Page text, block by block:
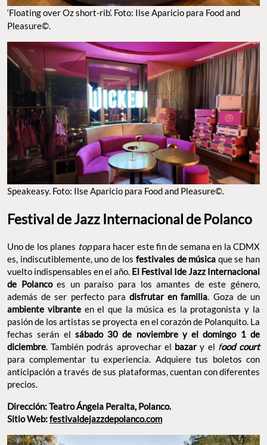
Festival de Jazz Internacional de Polanco
Uno de los planes
CDMX es, indiscutiblemente, uno de losfestivales de música
que se han vuelto indispensables en el año.El Festival Ide Jazz
Internacional de Polancoes un paraíso para los amantes de
este género, además de ser perfecto para disfrutar en familia
Goza de un
ambiente vibranteen el que la música es la
protagonista y la pasión de los artistas se proyecta en el corazón
de Polanquito. La fechas serán elsábado 30 de noviembre y el
domingo 1 de diciembre. También podrás aprovechar elbazar
y elf ood courtpara complementar tu experiencia. Adquiere tus
boletos con anticipación a través de sus plataformas, cuentan
con diferentes precios.
Dirección: Teatro Ángela Peralta, Polanco.
FESTIVAL DE JAZZ EN EL TEATRO ÁNGELA PERALTA. FOTO: FESTIVAL DE JAZZ
INTERNACIONAL DE POLANCO.